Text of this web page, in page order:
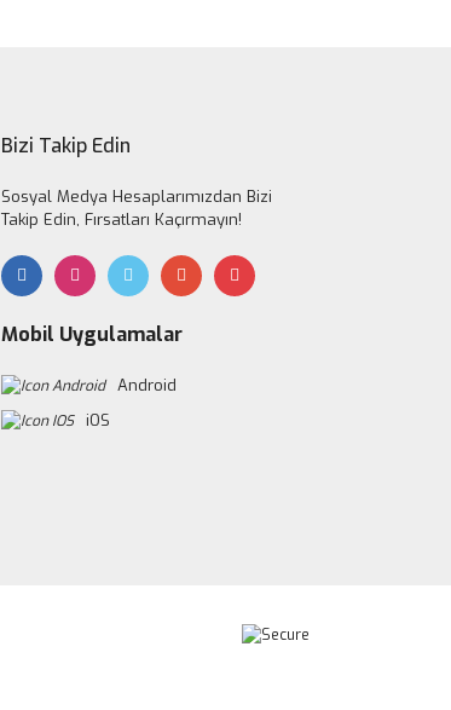
Bizi Takip Edin
Sosyal Medya Hesaplarımızdan Bizi
Takip Edin, Fırsatları Kaçırmayın!
Mobil Uygulamalar
Android
iOS